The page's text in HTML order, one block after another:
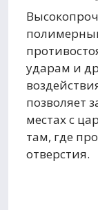
ударам и
позволяет
местах с
там, где
отверстия.